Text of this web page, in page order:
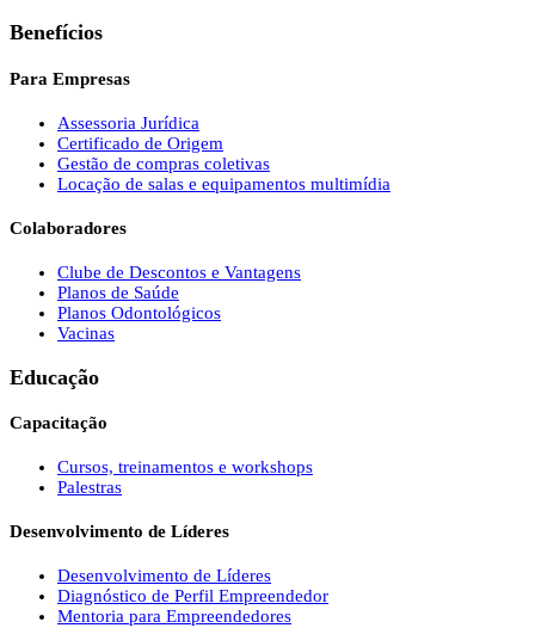
Benefícios
Para Empresas
Assessoria Jurídica
Certificado de Origem
Gestão de compras coletivas
Locação de salas e equipamentos multimídia
Colaboradores
Clube de Descontos e Vantagens
Planos de Saúde
Planos Odontológicos
Vacinas
Educação
Capacitação
Cursos, treinamentos e workshops
Palestras
Desenvolvimento de Líderes
Desenvolvimento de Líderes
Diagnóstico de Perfil Empreendedor
Mentoria para Empreendedores